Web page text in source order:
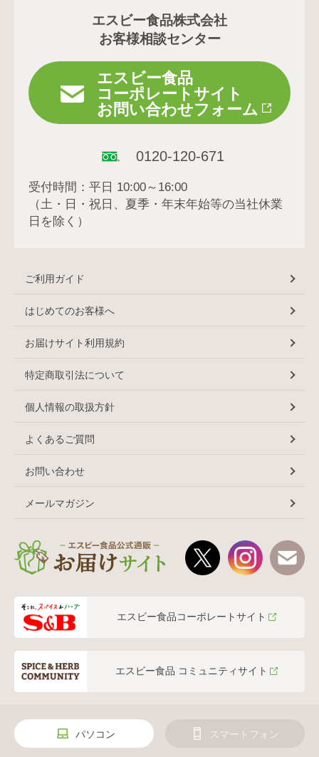
エスビー食品株式会社
お客様相談センター
エスビー食品
コーポレートサイト
お問い合わせフォーム
0120-120-671
受付時間：平日 10:00～16:00
（土・日・祝日、夏季・年末年始等の当社休業
日を除く）
ご利用ガイド
はじめてのお客様へ
お届けサイト利用規約
特定商取引法について
個人情報の取扱方針
よくあるご質問
お問い合わせ
メールマガジン
エスビー食品コーポレートサイト
エスビー食品 コミュニティサイト
パソコン スマートフォン